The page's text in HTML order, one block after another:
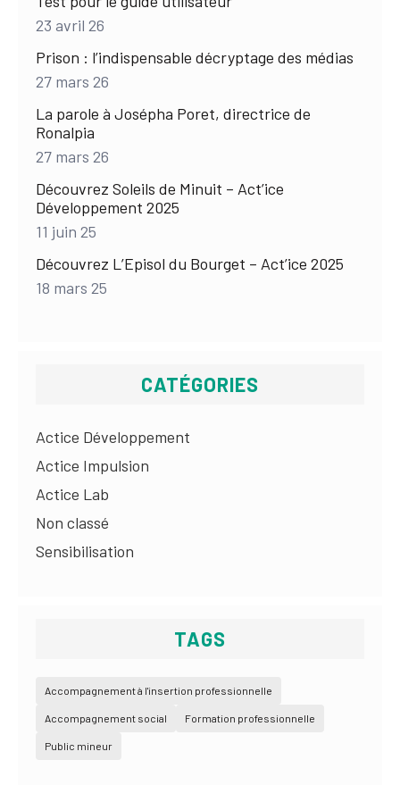
23 avril 26
Prison : l’indispensable décryptage des médias
27 mars 26
La parole à Josépha Poret, directrice de
Ronalpia
27 mars 26
Découvrez Soleils de Minuit – Act’ice
Développement 2025
11 juin 25
Découvrez L’Episol du Bourget – Act’ice 2025
18 mars 25
CATÉGORIES
Actice Développement
Actice Impulsion
Actice Lab
Non classé
Sensibilisation
TAGS
Accompagnement à l'insertion professionnelle
Accompagnement social Formation professionnelle
Public mineur